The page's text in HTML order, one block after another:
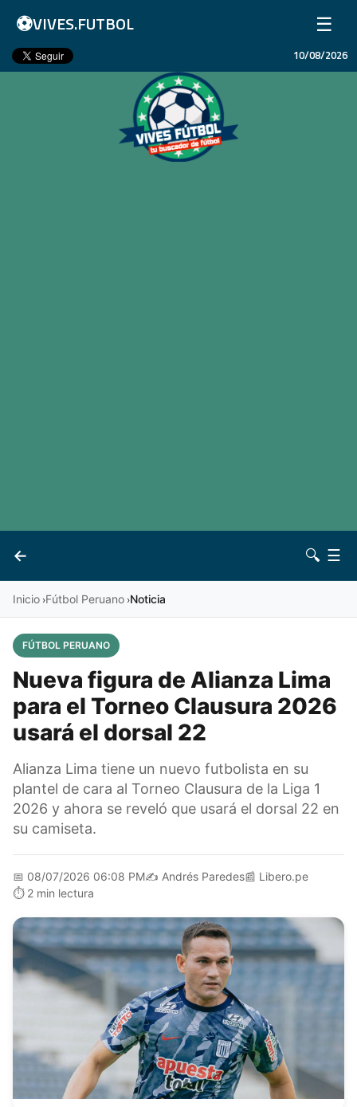
⚽VIVES.FUTBOL ☰
Inicio
10/08/2026
←
Vives 🔍 ☰
Inicio ›Fútbol Peruano ›Noticia
FÚTBOL PERUANO
Nueva figura de Alianza Lima
para el Torneo Clausura 2026
usará el dorsal 22
Alianza Lima tiene un nuevo futbolista en su
plantel de cara al Torneo Clausura de la Liga 1
2026 y ahora se reveló que usará el dorsal 22 en
su camiseta.
📅 08/07/2026 06:08 PM✍️ Andrés Paredes📰 Libero.pe
⏱️ 2 min lectura